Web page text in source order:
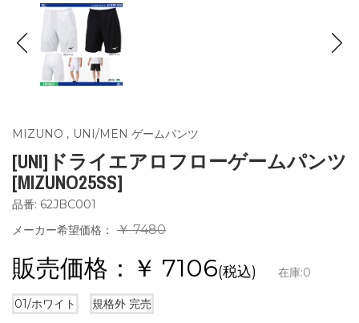
MIZUNO , UNI/MEN ゲームパンツ
[UNI]ドライエアロフローゲームパンツ
[MIZUNO25SS]
品番: 62JBC001
メーカー希望価格：
￥ 7480
販売価格：￥ 7106(税込) 在庫:0
01/ホワイト 規格外 完売